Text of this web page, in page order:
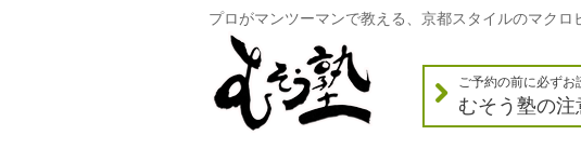
プロがマンツーマンで教える、京都スタイルのマクロ
ご予約の前に必ずお
むそう塾の注